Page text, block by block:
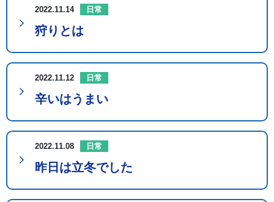
2022.11.14 日常
狩りとは
2022.11.12 日常
辛いはうまい
2022.11.08 日常
昨日は立冬でした